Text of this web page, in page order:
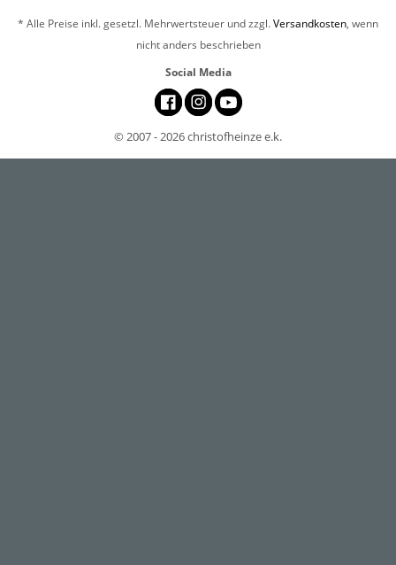
* Alle Preise inkl. gesetzl. Mehrwertsteuer und zzgl.Versandkosten, wenn
nicht anders beschrieben
Social Media
© 2007 - 2026 christofheinze e.k.